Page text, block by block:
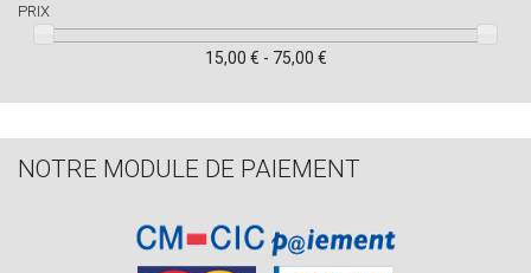
PRIX
15,00 € - 75,00 €
NOTRE MODULE DE PAIEMENT